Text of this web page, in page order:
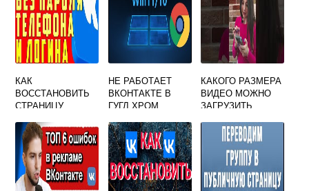
КАК
ВОССТАНОВИТЬ
СТРАНИЦУ
НЕ РАБОТАЕТ
ВКОНТАКТЕ В
ГУГЛ ХРОМ
КАКОГО РАЗМЕРА
ВИДЕО МОЖНО
ЗАГРУЗИТЬ